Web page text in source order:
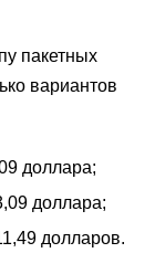
пакетных
вариантов
доллара;
доллара;
долларов.